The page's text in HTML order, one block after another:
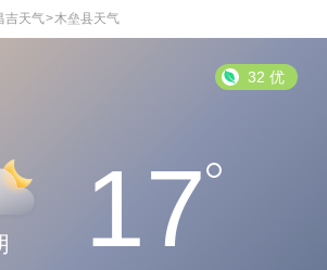
吉天气>木垒县天气
32 优
17